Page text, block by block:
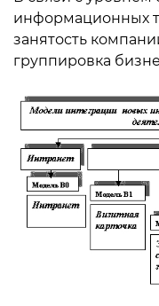
информационных
занятость
группировка